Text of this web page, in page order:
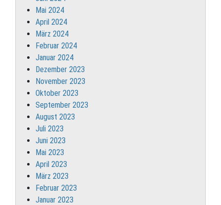
Mai 2024
April 2024
März 2024
Februar 2024
Januar 2024
Dezember 2023
November 2023
Oktober 2023
September 2023
August 2023
Juli 2023
Juni 2023
Mai 2023
April 2023
März 2023
Februar 2023
Januar 2023